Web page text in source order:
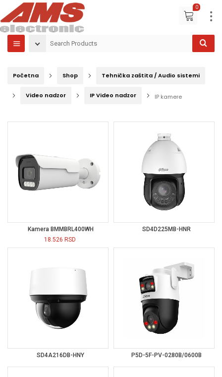
0
Početna Shop Tehnička zaštita / Audio sistemi
Video nadzor IP Video nadzor IP kamere
Kamera BMMBRL400WH
18.526 RSD
SD4D225MB-HNR
SD4A216DB-HNY P5D-5F-PV-0280B/0600B